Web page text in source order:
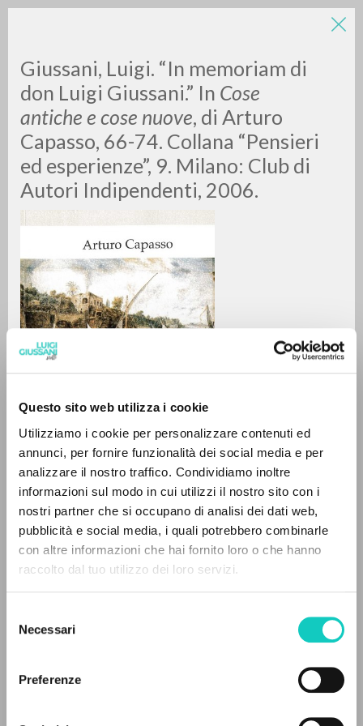
Questo sito web utilizza i cookie
Utilizziamo i cookie per personalizzare contenuti ed
annunci, per fornire funzionalità dei social media e per
analizzare il nostro traffico. Condividiamo inoltre
informazioni sul modo in cui utilizzi il nostro sito con i
nostri partner che si occupano di analisi dei dati web,
pubblicità e social media, i quali potrebbero combinarle
con altre informazioni che hai fornito loro o che hanno
raccolto dal tuo utilizzo dei loro servizi.
delNecessari
Preferenze
Giussani, Luigi. “In memoriam di
don Luigi Giussani.” In Cose
antiche e cose nuove, di Arturo
Capasso, 66-74. Collana “Pensieri
ed esperienze”, 9. Milano: Club di
Autori Indipendenti, 2006.
Capasso ArturoAutore
Giussani LuigiAutore
2006
LUIGI
GIUSSANI
scritti
0DOCUMENTI TROVATI
RISULTATI SUCCESSIVI